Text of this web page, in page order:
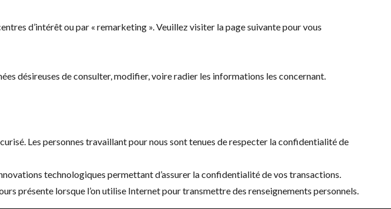
d’intérêt ou par « remarketing ». Veuillez visiter la page suivante pour vous
désireuses de consulter, modifier, voire radier les informations les concernant.
Les personnes travaillant pour nous sont tenues de respecter la confidentialité de
technologiques permettant d’assurer la confidentialité de vos transactions.
présente lorsque l’on utilise Internet pour transmettre des renseignements personnels.